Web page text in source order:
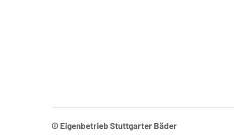
© Eigenbetrieb Stuttgarter Bäder